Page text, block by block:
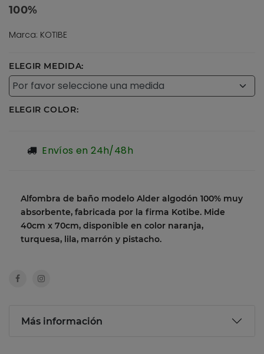
100%
Marca: KOTIBE
ELEGIR MEDIDA:
ELEGIR COLOR:
Envíos en 24h/48h
Alfombra de baño modelo Alder algodón 100% muy
absorbente, fabricada por la firma Kotibe. Mide
40cm x 70cm, disponible en color naranja,
turquesa, lila, marrón y pistacho.
Más información